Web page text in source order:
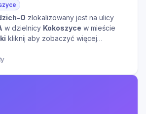
Zdzich-O zlokalizowany jest na ulicy
w dzielnicy Kokoszyce w mieście
kliknij aby zobaczyć więcej